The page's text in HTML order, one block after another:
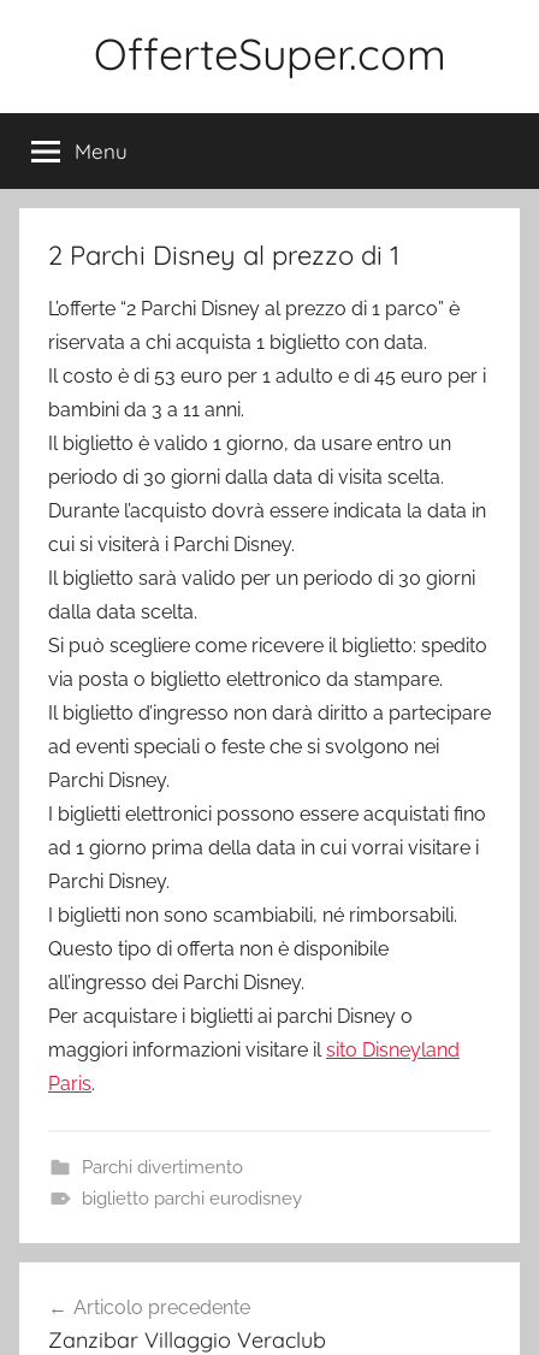
OfferteSuper.com
Menu
2 Parchi Disney al prezzo di 1
L’offerte “2 Parchi Disney al prezzo di 1 parco” è
riservata a chi acquista 1 biglietto con data.
Il costo è di 53 euro per 1 adulto e di 45 euro per i
bambini da 3 a 11 anni.
Il biglietto è valido 1 giorno, da usare entro un
periodo di 30 giorni dalla data di visita scelta.
Durante l’acquisto dovrà essere indicata la data in
cui si visiterà i Parchi Disney.
Il biglietto sarà valido per un periodo di 30 giorni
dalla data scelta.
Si può scegliere come ricevere il biglietto: spedito
via posta o biglietto elettronico da stampare.
Il biglietto d’ingresso non darà diritto a partecipare
ad eventi speciali o feste che si svolgono nei
Parchi Disney.
I biglietti elettronici possono essere acquistati fino
ad 1 giorno prima della data in cui vorrai visitare i
Parchi Disney.
I biglietti non sono scambiabili, né rimborsabili.
Questo tipo di offerta non è disponibile
all’ingresso dei Parchi Disney.
Per acquistare i biglietti ai parchi Disney o
maggiori informazioni visitare ilsito Disneyland
Paris.
Parchi divertimento
biglietto parchi eurodisney
articoli
Articolo precedente
Zanzibar Villaggio Veraclub